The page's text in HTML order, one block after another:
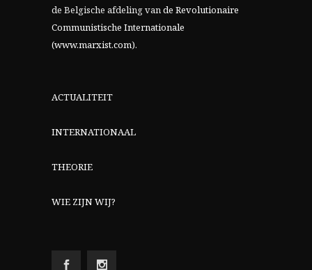
de Belgische afdeling vande Revolutionaire
Communistische Internationale
(www.marxist.com).
ACTUALITEIT
INTERNATIONAAL
THEORIE
WIE ZIJN WIJ?